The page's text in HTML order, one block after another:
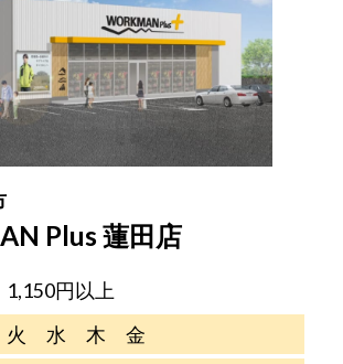
Plus 蓮田店
1,150円以上
火 水 木 金